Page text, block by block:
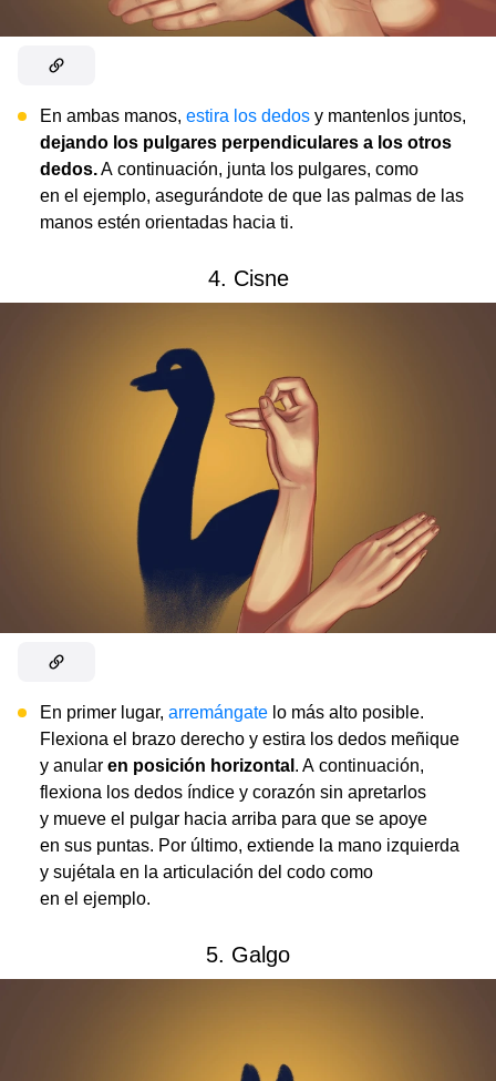
En ambas manos, estira los dedos y mantenlos juntos,
dejando los pulgares perpendiculares a los otros
dedos.A continuación, junta los pulgares, como
en el ejemplo, asegurándote de que las palmas de las
manos estén orientadas hacia ti.
4. Cisne
En primer lugar, arremángate lo más alto posible.
Flexiona el brazo derecho y estira los dedos meñique
y anular en posición horizontal . A continuación,
flexiona los dedos índice y corazón sin apretarlos
y mueve el pulgar hacia arriba para que se apoye
en sus puntas. Por último, extiende la mano izquierda
y sujétala en la articulación del codo como
en el ejemplo.
5. Galgo